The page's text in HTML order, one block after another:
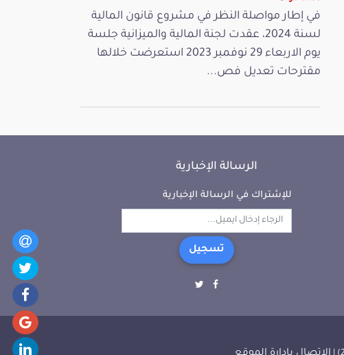
في إطار مواصلة النظر في مشروع قانون المالية
لسنة 2024، عقدت لجنة المالية والميزانية جلسة
يوم الاربعاء 29 نوفمبر 2023 استعرضت خلالها
مقترحات تعديل فص...
الرسالة الإخبارية
للإشتراك في الرسالة الإخبارية
تسجيل